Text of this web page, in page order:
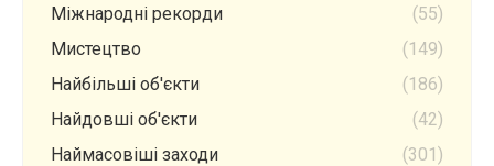
Міжнародні рекорди
(55)
Мистецтво
(149)
Найбільші об'єкти
(186)
Найдовші об'єкти
(42)
Наймасовіші заходи
(301)